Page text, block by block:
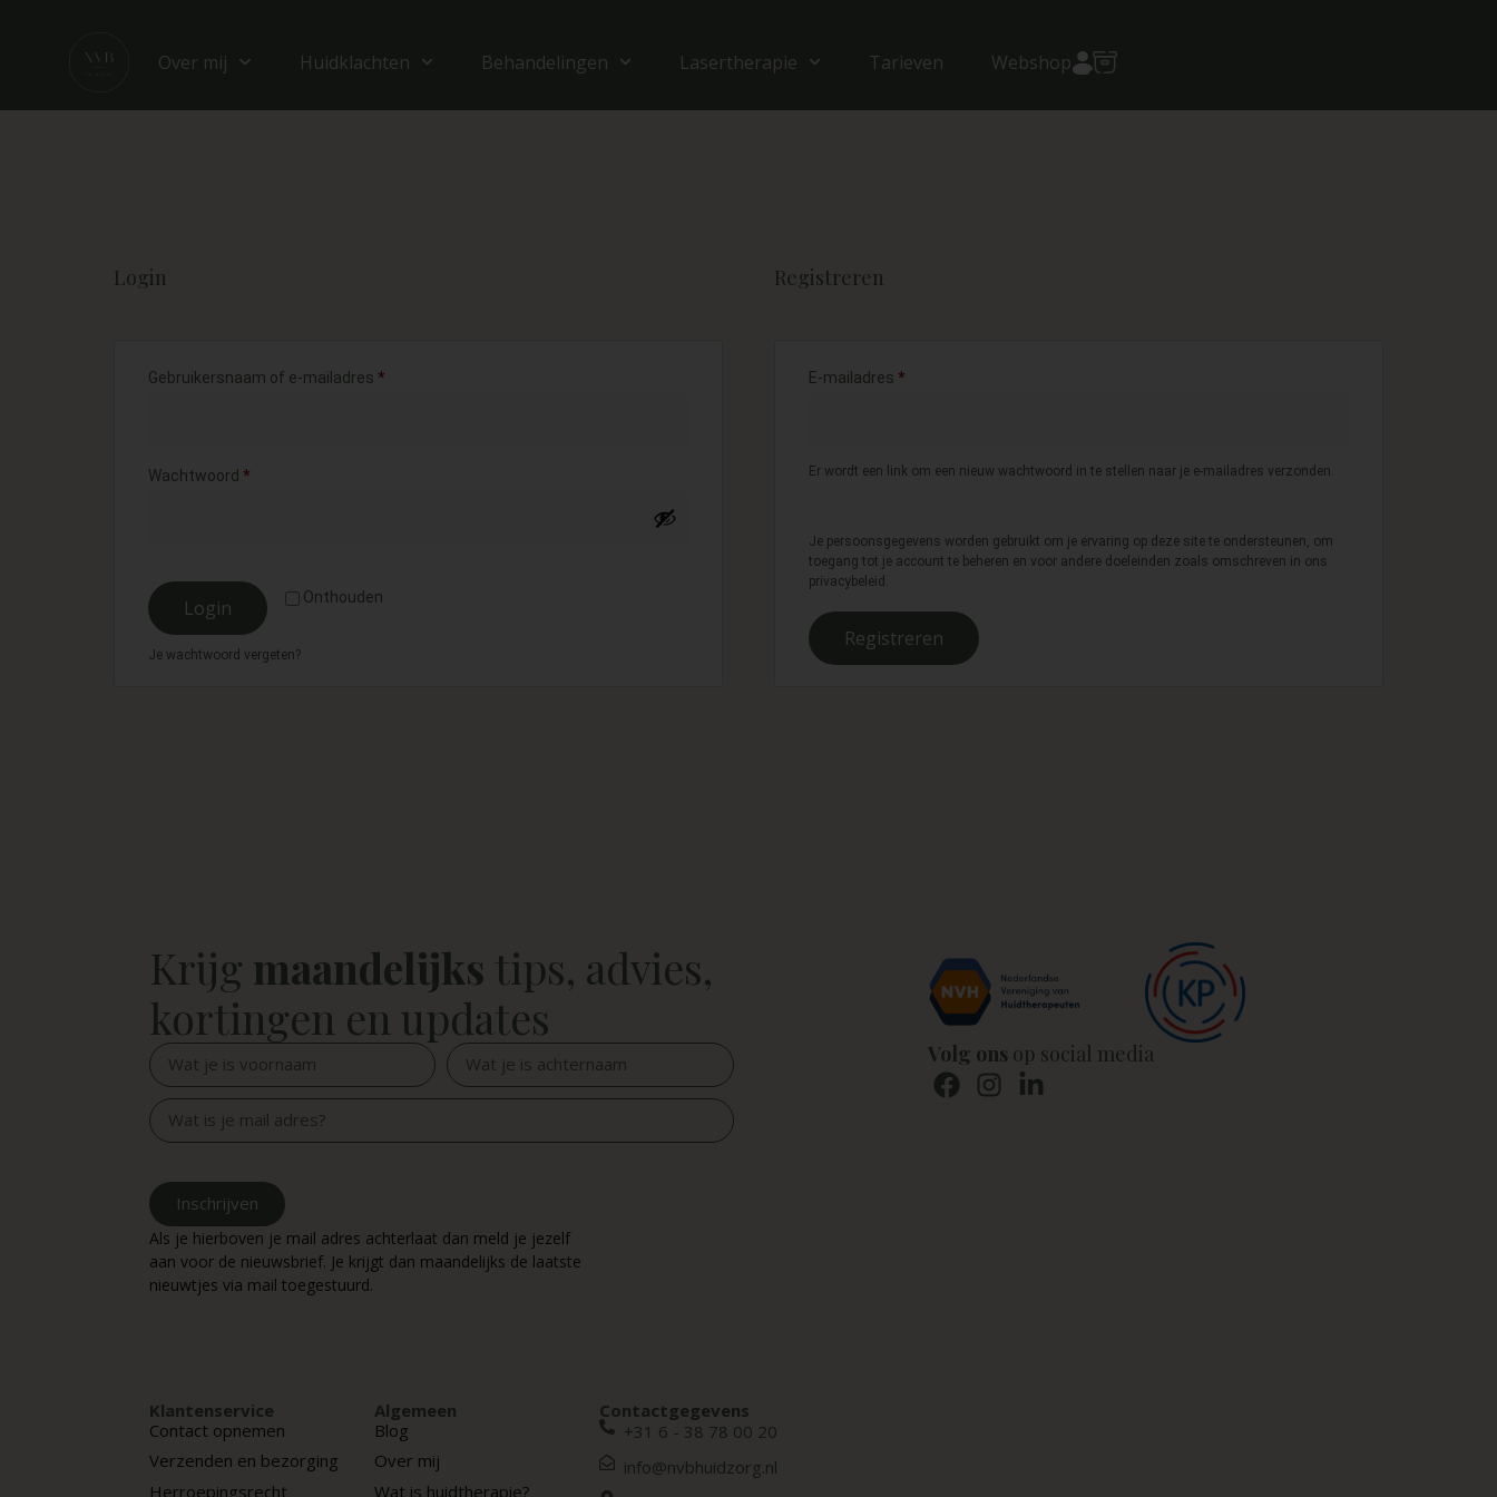
Over mij Huidklachten Behandelingen Lasertherapie Tarieven Webshop Account
Login
Gebruikersnaam of e-mailadres *
Wachtwoord *
Onthouden
Login
Je wachtwoord vergeten?
Registreren
E-mailadres *
Er wordt een link om een nieuw wachtwoord in te stellen naar je e-mailadres verzonden.
Je persoonsgegevens worden gebruikt om je ervaring op deze site te ondersteunen, om
toegang tot je account te beheren en voor andere doeleinden zoals omschreven in ons
privacybeleid .
Registreren
Krijg maandelijks tips, advies,
kortingen en updates
Inschrijven
Als je hierboven je mail adres achterlaat dan meld je jezelf
aan voor de nieuwsbrief. Je krijgt dan maandelijks de laatste
nieuwtjes via mail toegestuurd.
Volg ons op social media
Klantenservice
Contact opnemen
Verzenden en bezorging
Herroepingsrecht
Algemeen
Blog
Over mij
Wat is huidtherapie?
Contactgegevens
+31 6 - 38 78 00 20
info@nvbhuidzorg.nl